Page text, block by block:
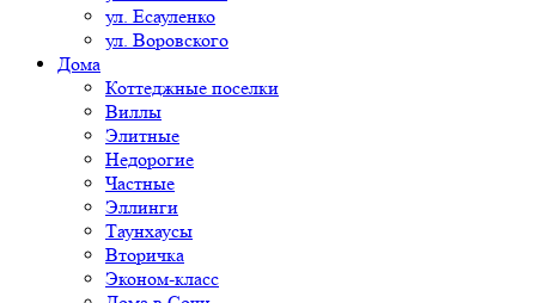
ул. Есауленко
ул. Воровского
Дома
Коттеджные поселки
Виллы
Элитные
Недорогие
Частные
Эллинги
Таунхаусы
Вторичка
Эконом-класс